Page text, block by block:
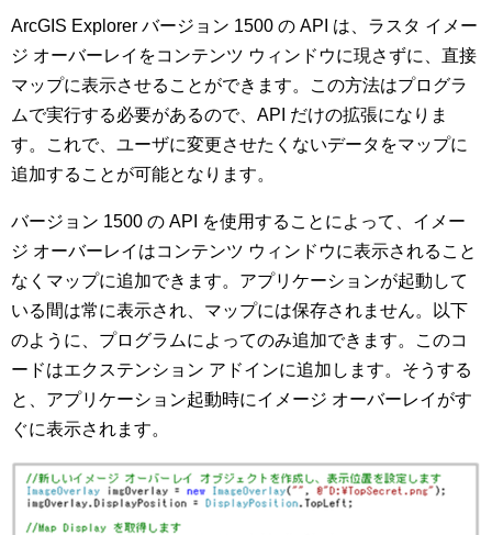
ArcGIS Explorer バージョン 1500 の API は、ラスタ イメー
ジ オーバーレイをコンテンツ ウィンドウに現さずに、直接
マップに表示させることができます。この方法はプログラ
ムで実行する必要があるので、API だけの拡張になりま
す。これで、ユーザに変更させたくないデータをマップに
追加することが可能となります。
バージョン 1500 の API を使用することによって、イメー
ジ オーバーレイはコンテンツ ウィンドウに表示されること
なくマップに追加できます。アプリケーションが起動して
いる間は常に表示され、マップには保存されません。以下
のように、プログラムによってのみ追加できます。このコ
ードはエクステンション アドインに追加します。そうする
と、アプリケーション起動時にイメージ オーバーレイがす
ぐに表示されます。